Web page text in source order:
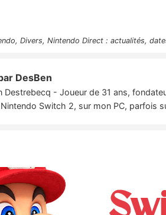
, Divers, Nintendo Direct : actualités,
DesBen
Destrebecq - Joueur de 31 ans,
Switch 2, sur mon PC, parfois